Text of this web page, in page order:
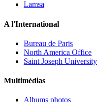
Lamsa
A l'International
Bureau de Paris
North America Office
Saint Joseph
Multimédias
Albums photos